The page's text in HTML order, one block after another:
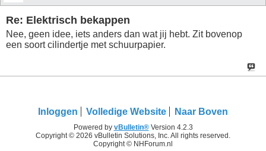
Re: Elektrisch bekappen
Nee, geen idee, iets anders dan wat jij hebt. Zit bovenop
een soort cilindertje met schuurpapier.
Inloggen Volledige Website Naar Boven
Powered by vBulletin®Version 4.2.3
Copyright © 2026 vBulletin Solutions, Inc. All rights reserved.
Copyright © NHForum.nl